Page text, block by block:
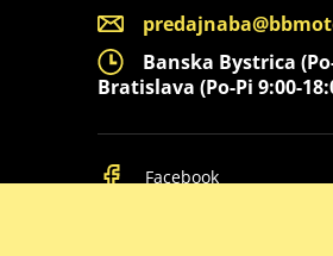
Banska Bystrica
Bratislava (Po-Pi 9:00-
Facebook